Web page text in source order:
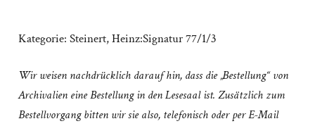
Kategorie: Steinert, Heinz:Signatur 77/1/3
Wir weisen nachdrücklich darauf hin, dass die „Bestellung“ von
Archivalien eine Bestellung in den Lesesaal ist. Zusätzlich zum
Bestellvorgang bitten wir sie also, telefonisch oder per E-Mail